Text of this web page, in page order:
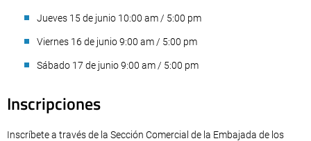
Jueves 15 de junio 10:00 am / 5:00 pm
Viernes 16 de junio 9:00 am / 5:00 pm
Sábado 17 de junio 9:00 am / 5:00 pm
Inscripciones
Inscríbete a través de la Sección Comercial de la Embajada de los